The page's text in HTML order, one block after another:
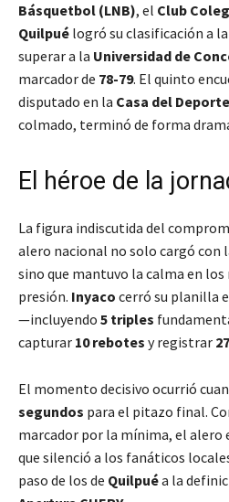
Básquetbol (LNB), el Club
Quilpué logró su clasificación a la
superar a la Universidad de
marcador de 78-79. El quinto
disputado en la Casa del Deporte
colmado, terminó de forma
El héroe de la
La figura indiscutida del
alero nacional no solo cargó con
sino que mantuvo la calma en
presión. Inyaco cerró su planilla
—incluyendo 5 triples
capturar 10 rebotes y registrar
El momento decisivo ocurrió
segundos para el pitazo final.
marcador por la mínima, el alero
que silenció a los fanáticos
paso de los de Quilpuéa la